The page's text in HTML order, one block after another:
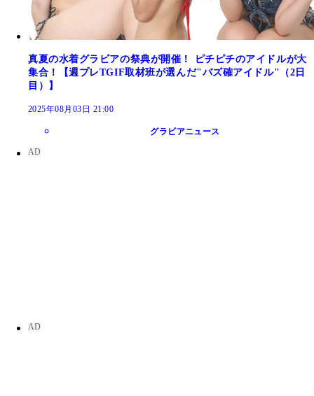
真夏の水着グラビアの祭典が開催！ ピチピチのアイドルが大
集合！【週プレTGIF取材班が選んだ"バズ確アイドル"（2日
目）】
2025年08月03日 21:00
グラビアニュース